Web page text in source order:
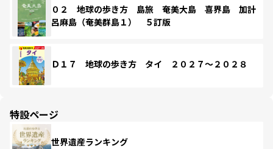
０２ 地球の歩き方 島旅 奄美大島 喜界島 加計
呂麻島（奄美群島１） ５訂版
Ｄ１７ 地球の歩き方 タイ ２０２７～２０２８
特設ページ
世界遺産ランキング